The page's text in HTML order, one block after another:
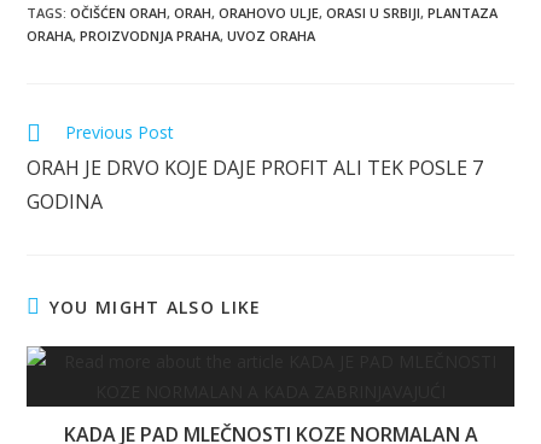
TAGS:OČIŠĆEN ORAH, ORAH, ORAHOVO ULJE, ORASI U SRBIJI, PLANTAZA
ORAHA, PROIZVODNJA PRAHA, UVOZ ORAHA
Read
articles
Previous Post
ORAH JE DRVO KOJE DAJE PROFIT ALI TEK POSLE 7
GODINA
YOU MIGHT ALSO LIKE
KADA JE PAD MLEČNOSTI KOZE NORMALAN A